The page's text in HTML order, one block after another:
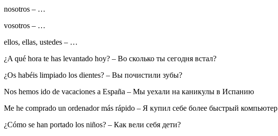
nosotros – …
vosotros – …
ellos, ellas, ustedes – …
¿A qué hora te has levantado hoy? – Во сколько ты сегодня встал?
¿Os habéis limpiado los dientes? – Вы почистили зубы?
Nos hemos ido de vacaciones a España – Мы уехали на каникулы в Испанию
Me he comprado un ordenador más rápido – Я купил себе более быстрый компьютер
¿Cómo se han portado los niños? – Как вели себя дети?